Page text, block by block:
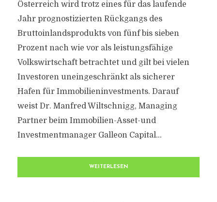
Österreich wird trotz eines für das laufende
Jahr prognostizierten Rückgangs des
Bruttoinlandsprodukts von fünf bis sieben
Prozent nach wie vor als leistungsfähige
Volkswirtschaft betrachtet und gilt bei vielen
Investoren uneingeschränkt als sicherer
Hafen für Immobilieninvestments. Darauf
weist Dr. Manfred Wiltschnigg, Managing
Partner beim Immobilien-Asset-und
Investmentmanager Galleon Capital...
WEITERLESEN